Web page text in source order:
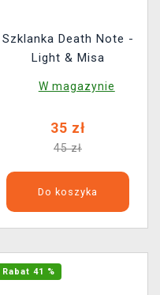
Szklanka Death Note -
Light & Misa
W magazynie
35 zł
45 zł
Do koszyka
Rabat 41 %